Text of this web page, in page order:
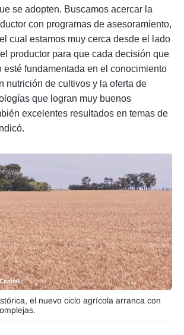
se adopten. Buscamos acercar la
con programas de asesoramiento,
cual estamos muy cerca desde el lado
productor para que cada decisión que
esté fundamentada en el conocimiento
nutrición de cultivos y la oferta de
que logran muy buenos
excelentes resultados en temas de
el nuevo ciclo agrícola arranca con